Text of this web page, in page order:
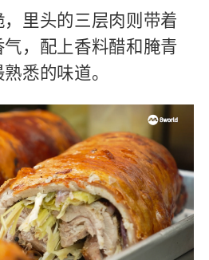
里头的三层肉则带着
，配上香料醋和腌青
悉的味道。